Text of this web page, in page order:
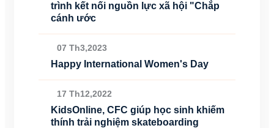
trình kết nối nguồn lực xã hội "Chắp
cánh ước
07 Th3,2023
Happy International Women's Day
17 Th12,2022
KidsOnline, CFC giúp học sinh khiếm
thính trải nghiệm skateboarding